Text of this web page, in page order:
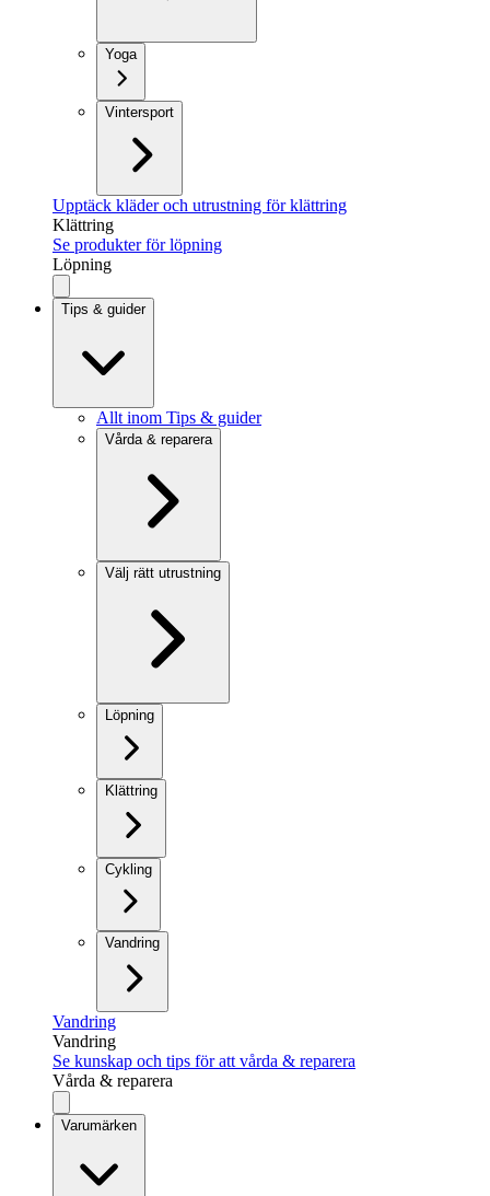
Yoga
Vintersport
Upptäck kläder och utrustning för klättring
Klättring
Se produkter för löpning
Löpning
Tips & guider
Allt inom Tips & guider
Vårda & reparera
Välj rätt utrustning
Löpning
Klättring
Cykling
Vandring
Vandring
Vandring
Se kunskap och tips för att vårda & reparera
Vårda & reparera
Varumärken